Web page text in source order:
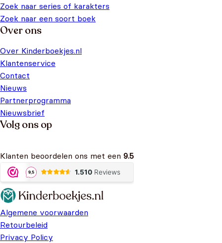
Zoek naar series of karakters
Zoek naar een soort boek
Over ons
Over Kinderboekjes.nl
Klantenservice
Contact
Nieuws
Partnerprogramma
Nieuwsbrief
Volg ons op
Klanten beoordelen ons met een 9.5
Algemene voorwaarden
Retourbeleid
Privacy Policy